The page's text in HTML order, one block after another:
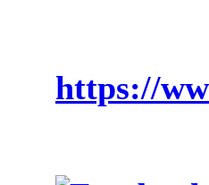
https://